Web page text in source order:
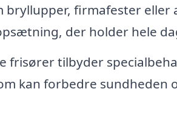
bryllupper, firmafester eller
der holder hele
frisører tilbyder
kan forbedre sundheden